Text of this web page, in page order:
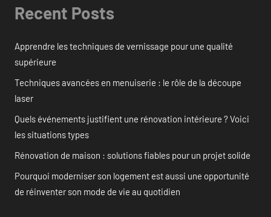
Recent Posts
Apprendre les techniques de vernissage pour une qualité
supérieure
Techniques avancées en menuiserie : le rôle de la découpe
laser
Quels événements justifient une rénovation intérieure ? Voici
les situations types
Rénovation de maison : solutions fiables pour un projet solide
Pourquoi moderniser son logement est aussi une opportunité
de réinventer son mode de vie au quotidien